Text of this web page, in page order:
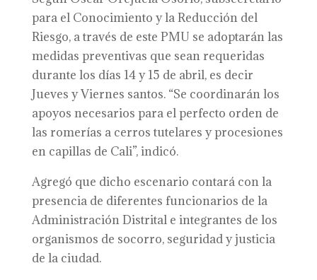
para el Conocimiento y la Reducción del
Riesgo, a través de este PMU se adoptarán las
medidas preventivas que sean requeridas
durante los días 14 y 15 de abril, es decir
Jueves y Viernes santos. “Se coordinarán los
apoyos necesarios para el perfecto orden de
las romerías a cerros tutelares y procesiones
en capillas de Cali”, indicó.
Agregó que dicho escenario contará con la
presencia de diferentes funcionarios de la
Administración Distrital e integrantes de los
organismos de socorro, seguridad y justicia
de la ciudad.